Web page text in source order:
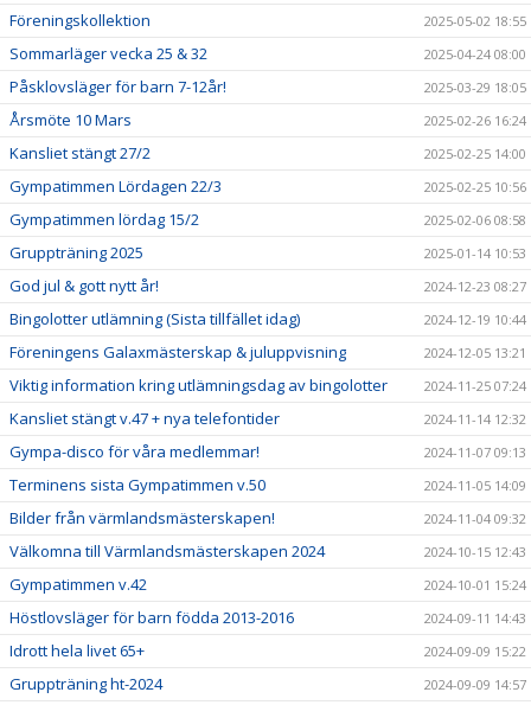
Föreningskollektion 2025-05-02 18:55
Sommarläger vecka 25 & 32 2025-04-24 08:00
Påsklovsläger för barn 7-12år! 2025-03-29 18:05
Årsmöte 10 Mars 2025-02-26 16:24
Kansliet stängt 27/2 2025-02-25 14:00
Gympatimmen Lördagen 22/3 2025-02-25 10:56
Gympatimmen lördag 15/2 2025-02-06 08:58
Gruppträning 2025 2025-01-14 10:53
God jul & gott nytt år! 2024-12-23 08:27
Bingolotter utlämning (Sista tillfället idag) 2024-12-19 10:44
Föreningens Galaxmästerskap & juluppvisning 2024-12-05 13:21
Viktig information kring utlämningsdag av bingolotter 2024-11-25 07:24
Kansliet stängt v.47 + nya telefontider 2024-11-14 12:32
Gympa-disco för våra medlemmar! 2024-11-07 09:13
Terminens sista Gympatimmen v.50 2024-11-05 14:09
Bilder från värmlandsmästerskapen! 2024-11-04 09:32
Välkomna till Värmlandsmästerskapen 2024 2024-10-15 12:43
Gympatimmen v.42 2024-10-01 15:24
Höstlovsläger för barn födda 2013-2016 2024-09-11 14:43
Idrott hela livet 65+ 2024-09-09 15:22
Gruppträning ht-2024 2024-09-09 14:57